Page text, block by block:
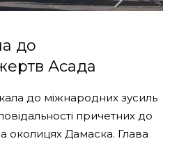
до
Асада
до міжнародних зусиль
причетних до
околицях Дамаска. Глава